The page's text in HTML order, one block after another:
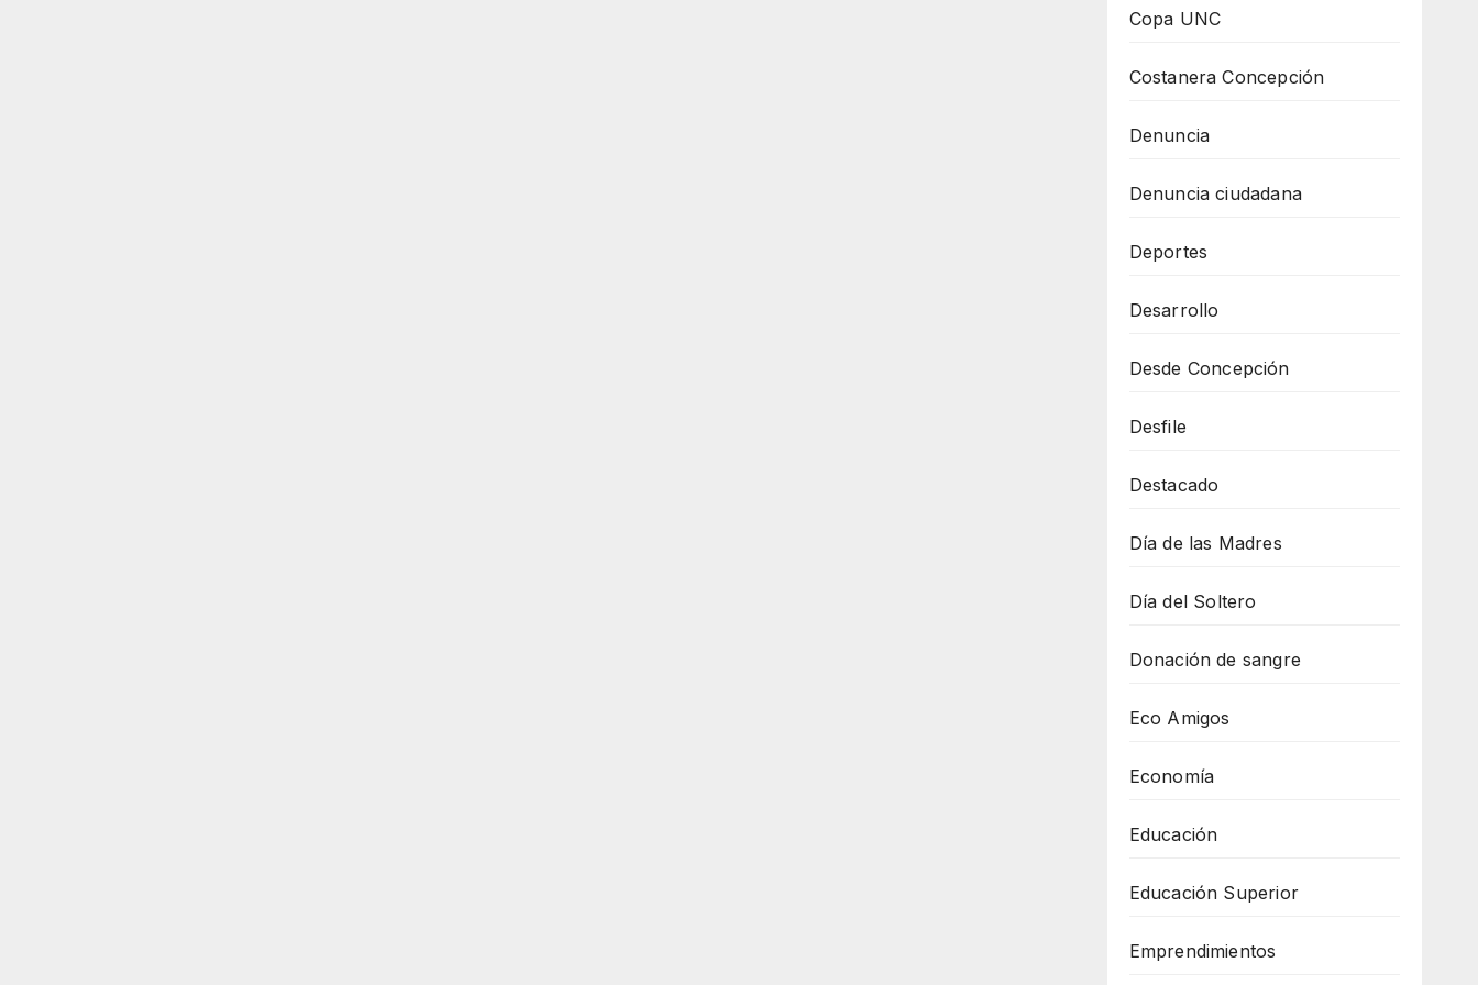
Copa UNC
Costanera Concepción
Denuncia
Denuncia ciudadana
Deportes
Desarrollo
Desde Concepción
Desfile
Destacado
Día de las Madres
Día del Soltero
Donación de sangre
Eco Amigos
Economía
Educación
Educación Superior
Emprendimientos